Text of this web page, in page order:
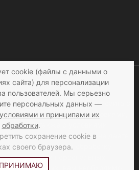
Мы получаем и
обрабатываем
персональные данные
посетителей нашего сайта в
соответствии сусловиями
а также c
продажи. Если вы не даете
согласия на обработку
своих персональных
данных, вам необходимо
cookie (файлы с данными о
сайта) для персонализации
пользователей. Мы серьезно
персональных данных —
условиями и принципами их
обработки.
сохранение cookie в
своего браузера.
ПРИНИМАЮ